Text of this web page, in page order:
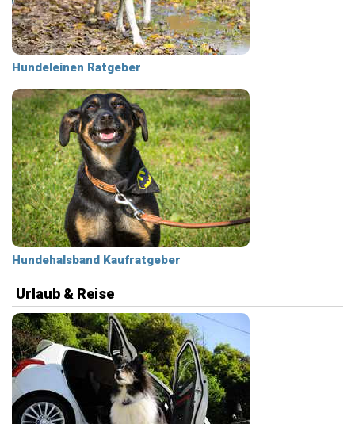
Hundeleinen Ratgeber
Hundehalsband Kaufratgeber
Urlaub & Reise